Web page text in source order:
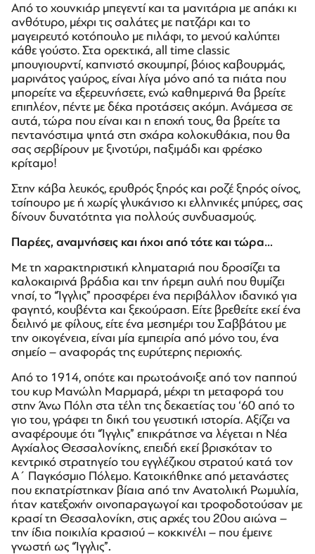
Από το χουνκιάρ μπεγεντί και τα μανιτάρια με απάκι κι
ανθότυρο, μέχρι τις σαλάτες με πατζάρι και το
μαγειρευτό κοτόπουλο με πιλάφι, το μενού καλύπτει
κάθε γούστο. Στα ορεκτικά, all time classic
μπουγιουρντί, καπνιστό σκουμπρί, βόιος καβουρμάς,
μαρινάτος γαύρος, είναι λίγα μόνο από τα πιάτα που
μπορείτε να εξερευνήσετε, ενώ καθημερινά θα βρείτε
επιπλέον, πέντε με δέκα προτάσεις ακόμη. Aνάμεσα σε
αυτά, τώρα που είναι και η εποχή τους, θα βρείτε τα
πεντανόστιμα ψητά στη σχάρα κολοκυθάκια, που θα
σας σερβίρουν με ξινοτύρι, παξιμάδι και φρέσκο
κρίταμο!
Στην κάβα λευκός, ερυθρός ξηρός και ροζέ ξηρός οίνος,
τσίπουρο με ή χωρίς γλυκάνισο κι ελληνικές μπύρες, σας
δίνουν δυνατότητα για πολλούς συνδυασμούς.
Παρέες, αναμνήσεις και ήχοι από τότε και τώρα…
Με τη χαρακτηριστική κληματαριά που δροσίζει τα
καλοκαιρινά βράδια και την ήρεμη αυλή που θυμίζει
νησί, το “Ίγγλις” προσφέρει ένα περιβάλλον ιδανικό για
φαγητό, κουβέντα και ξεκούραση. Είτε βρεθείτε εκεί ένα
δειλινό με φίλους, είτε ένα μεσημέρι του Σαββάτου με
την οικογένεια, είναι μία εμπειρία από μόνο του, ένα
σημείο – αναφοράς της ευρύτερης περιοχής.
Από το 1914, οπότε και πρωτοάνοιξε από τον παππού
του κυρ Μανώλη Μαρμαρά, μέχρι τη μεταφορά του
στην Άνω Πόλη στα τέλη της δεκαετίας του ‘60 από το
γιο του, γράφει τη δική του γευστική ιστορία. Αξίζει να
αναφέρουμε ότι “Ίγγλις” επικράτησε να λέγεται η Νέα
Αγχίαλος Θεσσαλονίκης, επειδή εκεί βρισκόταν το
κεντρικό στρατηγείο του εγγλέζικου στρατού κατά τον
Α΄ Παγκόσμιο Πόλεμο. Κατοικήθηκε από μετανάστες
που εκπατρίστηκαν βίαια από την Ανατολική Ρωμυλία,
ήταν κατεξοχήν οινοπαραγωγοί και τροφοδοτούσαν με
κρασί τη Θεσσαλονίκη, στις αρχές του 20ου αιώνα –
την ίδια ποικιλία κρασιού – κοκκινέλι – που έμεινε
γνωστή ως “Ίγγλις”.